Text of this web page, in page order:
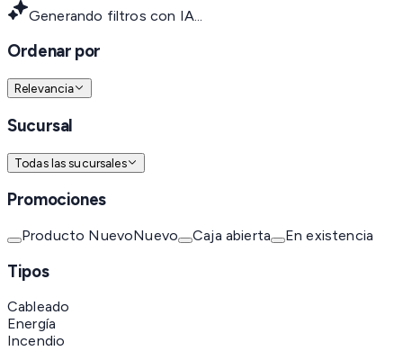
Generando filtros con IA...
Ordenar por
Relevancia
Sucursal
Todas las sucursales
Promociones
Producto NuevoNuevo Caja abierta En existencia
Tipos
Cableado
Energía
Incendio